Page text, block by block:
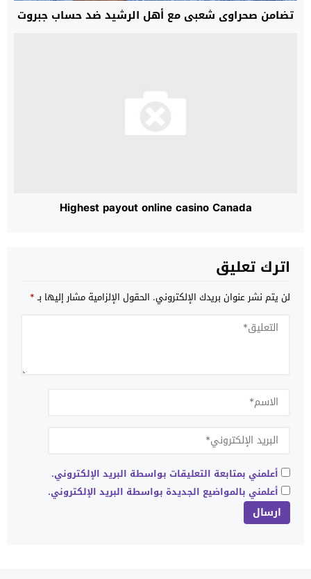
تضامن صحراوي شعبي مع أهل الرشيد ضد حساب جبروت
Highest payout online casino Canada
اترك تعليق
لن يتم نشر عنوان بريدك الإلكتروني. الحقول الإلزامية مشار إليها بـ*
أعلمني بمتابعة التعليقات بواسطة البريد الإلكتروني.
أعلمني بالمواضيع الجديدة بواسطة البريد الإلكتروني.